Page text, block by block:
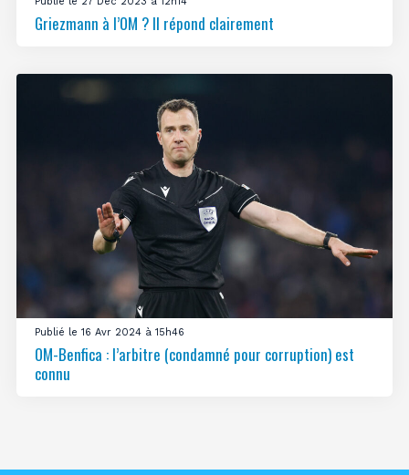
Griezmann à l’OM ? Il répond clairement
Publié le 16 Avr 2024 à 15h46
OM-Benfica : l’arbitre (condamné pour corruption) est
connu